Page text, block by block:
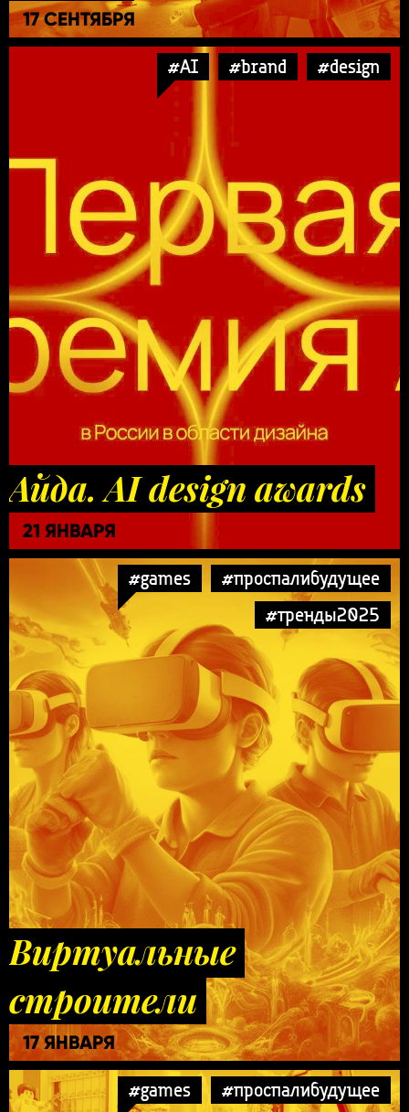
17 СЕНТЯБРЯ
#AI #brand #design
Айда. AI design awards
21 ЯНВАРЯ
#games
#проспалибудущее
#тренды2025
Виртуальные
строители
17 ЯНВАРЯ
#games
#проспалибудущее